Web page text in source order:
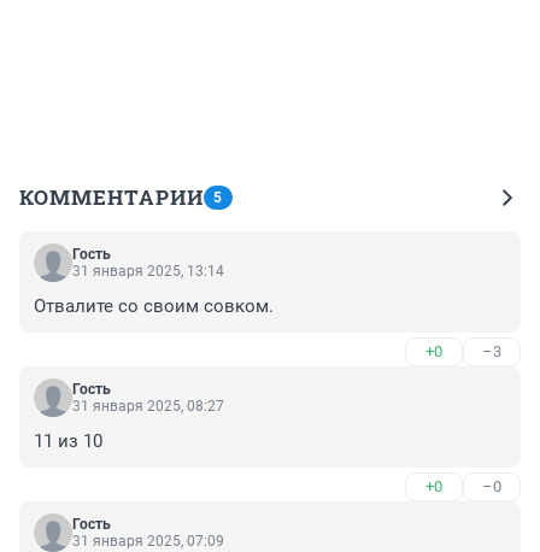
КОММЕНТАРИИ 5
Гость
31 января 2025, 13:14
Отвалите со своим совком.
+0 –3
Гость
31 января 2025, 08:27
11 из 10
+0 –0
Гость
31 января 2025, 07:09